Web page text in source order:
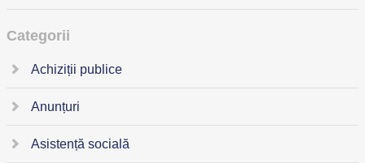
Categorii
Achiziții publice
Anunțuri
Asistență socială